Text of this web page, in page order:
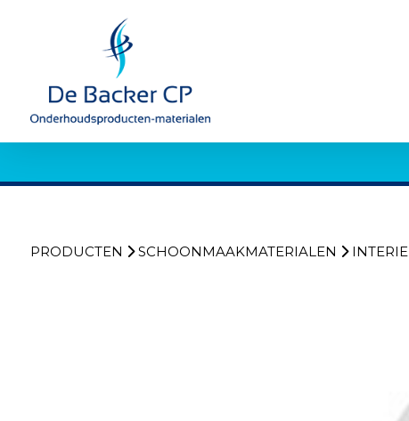
PRODUCTEN SCHOONMAAKMATERIALEN